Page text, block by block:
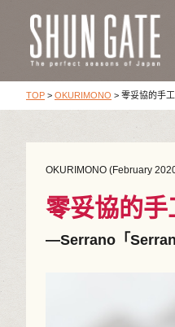
TOP > OKURIMONO > 零妥協的手
OKURIMONO (February
零妥協的
―Serrano「